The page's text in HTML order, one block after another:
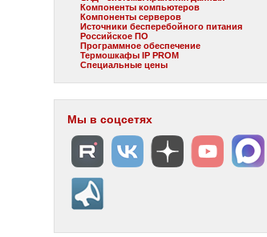
Компоненты компьютеров
Компоненты серверов
Источники бесперебойного питания
Российское ПО
Программное обеспечение
Термошкафы IP PROM
Специальные цены
Мы в соцсетях